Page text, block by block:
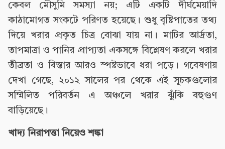
কেবল মৌসুমি সমস্যা নয়; এটি একটি দীর্ঘমেয়াদি
কাঠামোগত সংকটে পরিণত হয়েছে। শুধু বৃষ্টিপাতের তথ্য
দিয়ে খরার প্রকৃত চিত্র বোঝা যায় না। মাটির আর্দ্রতা,
তাপমাত্রা ও পানির প্রাপ্যতা একসঙ্গে বিশ্লেষণ করলে খরার
তীব্রতা ও বিস্তার আরও স্পষ্টভাবে ধরা পড়ে। গবেষণায়
দেখা গেছে, ২০১২ সালের পর থেকে এই সূচকগুলোর
সম্মিলিত পরিবর্তন এ অঞ্চলে খরার ঝুঁকি বহুগুণ
বাড়িয়েছে।
খাদ্য নিরাপত্তা নিয়েও শঙ্কা